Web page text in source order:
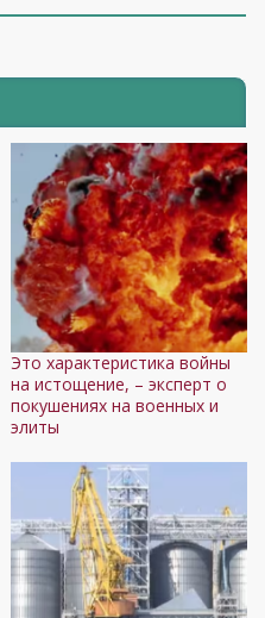
Это характеристика войны
на истощение, – эксперт о
покушениях на военных и
элиты